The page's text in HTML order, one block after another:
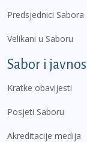
Predsjednici Sabora
Velikani u Saboru
Sabor i
Kratke obavijesti
Posjeti Saboru
Akreditacije medija